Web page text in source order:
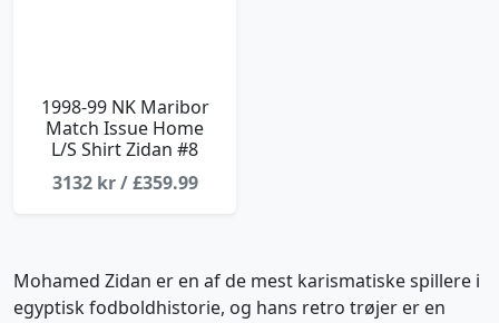
1998-99 NK Maribor
Match Issue Home
L/S Shirt Zidan #8
3132 kr / £359.99
Mohamed Zidan er en af de mest karismatiske spillere i
egyptisk fodboldhistorie, og hans retro trøjer er en